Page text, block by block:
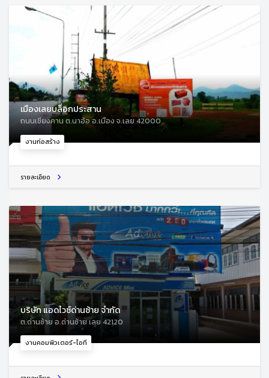
งานก่อสร้าง
เมืองเลยบล็อกประสาน
ถนนเชียงคาน ต.นาอ้อ อ.เมือง จ.เลย 42000
รายละเอียด
งานคอมพิวเตอร์-ไอที
บริษัท แอดไวซ์ด่านซ้าย จำกัด
ต.ด่านซ้าย อ.ด่านซ้าย เลย 42120